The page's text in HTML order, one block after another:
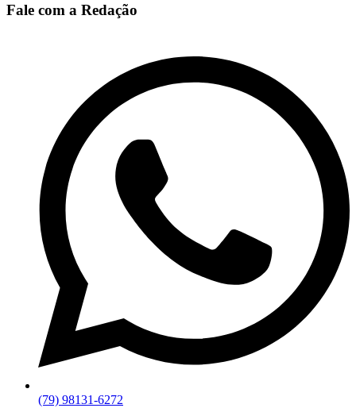
Fale com a Redação
(79) 98131-6272